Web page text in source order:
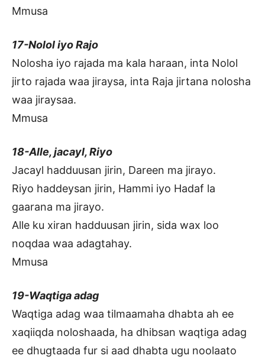
Mmusa
17-Nolol iyo Rajo
Nolosha iyo rajada ma kala haraan, inta Nolol
jirto rajada waa jiraysa, inta Raja jirtana nolosha
waa jiraysaa.
Mmusa
18-Alle, jacayl, Riyo
Jacayl hadduusan jirin, Dareen ma jirayo.
Riyo haddeysan jirin, Hammi iyo Hadaf la
gaarana ma jirayo.
Alle ku xiran hadduusan jirin, sida wax loo
noqdaa waa adagtahay.
Mmusa
19-Waqtiga adag
Waqtiga adag waa tilmaamaha dhabta ah ee
xaqiiqda noloshaada, ha dhibsan waqtiga adag
ee dhugtaada fur si aad dhabta ugu noolaato